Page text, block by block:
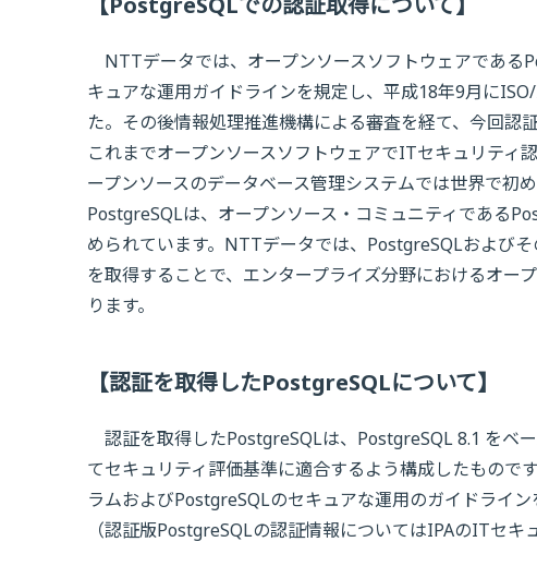
NTTデータでは、オープンソースソフトウェアである
キュアな運用ガイドラインを規定し、平成18年9月に
た。その後情報処理推進機構による審査を経て、今回認
これまでオープンソースソフトウェアでITセキュリティ
ープンソースのデータベース管理システムでは世界で初
PostgreSQLは、オープンソース・コミュニティである
められています。NTTデータでは、PostgreSQLおよび
を取得することで、エンタープライズ分野におけるオー
ります。
【認証を取得したPostgreSQLについて】
認証を取得したPostgreSQLは、PostgreSQL 8.1 をベ
てセキュリティ評価基準に適合するよう構成したもの
ラムおよびPostgreSQLのセキュアな運用のガイドライン
（認証版PostgreSQLの認証情報についてはIPAのITセキ